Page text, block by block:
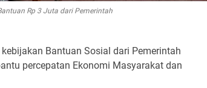
Rp 3 Juta dari Pemerintah
kebijakan Bantuan Sosial dari Pemerintah
percepatan Ekonomi Masyarakat dan